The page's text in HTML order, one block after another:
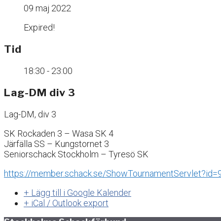
09 maj 2022
Expired!
Tid
18:30 - 23:00
Lag-DM div 3
Lag-DM, div 3
SK Rockaden 3 – Wasa SK 4
Järfälla SS – Kungstornet 3
Seniorschack Stockholm – Tyresö SK
https://member.schack.se/
+ Lägg till i Google Kalender
+ iCal / Outlook export